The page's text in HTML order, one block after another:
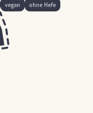
vegan ohne Hefe